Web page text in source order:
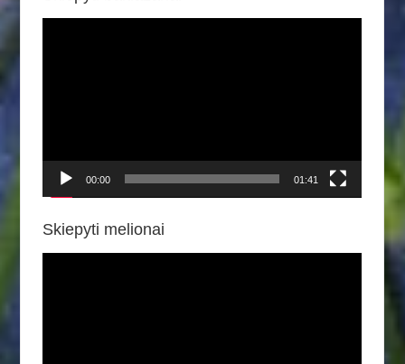
00:00 01:41
Skiepyti melionai